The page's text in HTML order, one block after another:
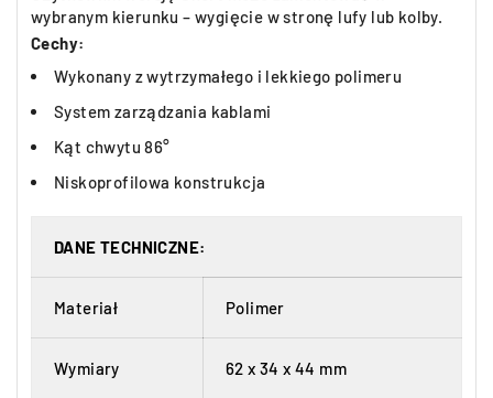
wybranym kierunku – wygięcie w stronę lufy lub kolby.
Cechy:
Wykonany z wytrzymałego i lekkiego polimeru
System zarządzania kablami
Kąt chwytu 86°
Niskoprofilowa konstrukcja
DANE TECHNICZNE:
Materiał Polimer
Wymiary 62 x 34 x 44 mm